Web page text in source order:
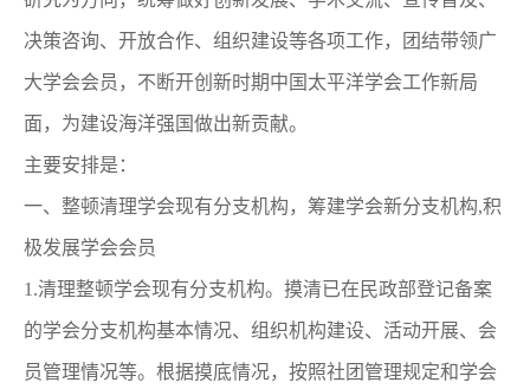
决策咨询、开放合作、组织建设等各项工作，团结带领广
大学会会员，不断开创新时期中国太平洋学会工作新局
面，为建设海洋强国做出新贡献。
主要安排是：
一、整顿清理学会现有分支机构，筹建学会新分支机构,积
极发展学会会员
1.清理整顿学会现有分支机构。摸清已在民政部登记备案
的学会分支机构基本情况、组织机构建设、活动开展、会
员管理情况等。根据摸底情况，按照社团管理规定和学会